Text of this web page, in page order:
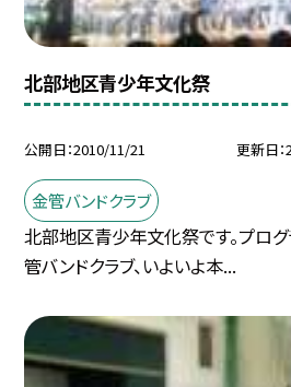
北部地区青少年文化祭
公開日 2010/11/21 更新日
金管バンドクラブ
北部地区青少年文化祭です。プロ
管バンドクラブ、いよいよ本...